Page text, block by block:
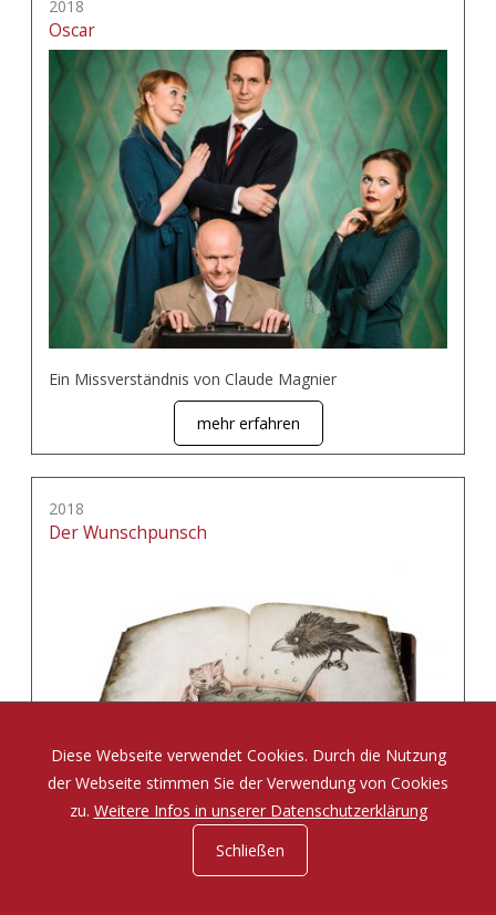
2018
Oscar
Ein Missverständnis von Claude Magnier
mehr erfahren
2018
Der Wunschpunsch
Eine Zauberposse von Michael Ende
Diese Webseite verwendet Cookies. Durch die Nutzung
der Webseite stimmen Sie der Verwendung von Cookies
zu. Weitere Infos in unserer Datenschutzerklärung
Schließen